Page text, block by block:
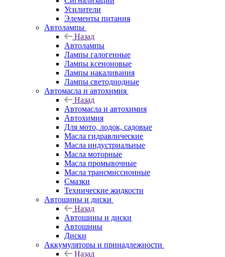
Усилители
Элементы питания
Автолампы
Назад
Автолампы
Лампы галогенные
Лампы ксеноновые
Лампы накаливания
Лампы светодиодные
Автомасла и автохимия
Назад
Автомасла и автохимия
Автохимия
Для мото, лодок, садовые
Масла гидравлические
Масла индустриальные
Масла моторные
Масла промывочные
Масла трансмиссионные
Смазки
Технические жидкости
Автошины и диски
Назад
Автошины и диски
Автошины
Диски
Аккумуляторы и принадлежности
Назад